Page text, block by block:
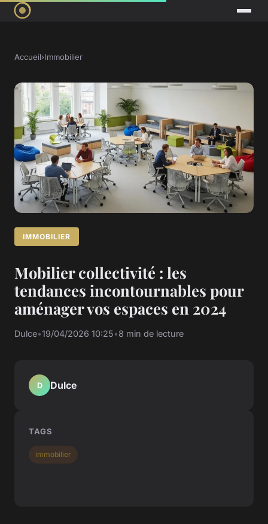
Accueil›Immobilier
IMMOBILIER
Mobilier collectivité : les
tendances incontournables pour
aménager vos espaces en 2024
Dulce•19/04/2026 10:25•8 min de lecture
D Dulce
TAGS
immobilier